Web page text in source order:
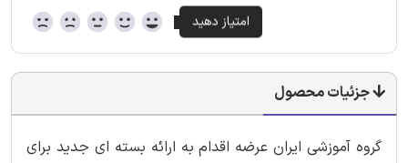
جزئیات محصول
گروه آموزشی ایران عرضه اقدام به ارائه بسته ای جدید برای